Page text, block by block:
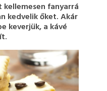
fanyarrá
kedvelik őket. Akár
keverjük, a kávé